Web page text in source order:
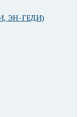
ЭН-ГЕДИ)